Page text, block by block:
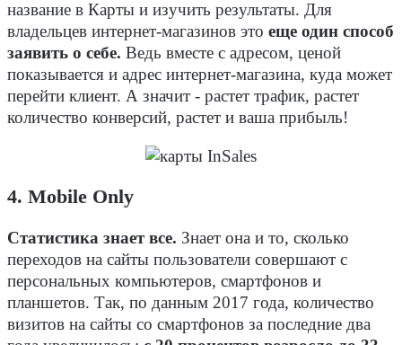
название в Карты и изучить результаты. Для
владельцев интернет-магазинов это еще один способ
заявить о себе. Ведь вместе с адресом, ценой
показывается и адрес интернет-магазина, куда может
перейти клиент. А значит - растет трафик, растет
количество конверсий, растет и ваша прибыль!
4. Mobile Only
Статистика знает все. Знает она и то, сколько
переходов на сайты пользователи совершают с
персональных компьютеров, смартфонов и
планшетов. Так, по данным 2017 года, количество
визитов на сайты со смартфонов за последние два